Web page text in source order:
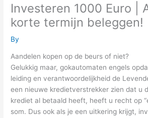
Investeren 1000 Euro |
korte termijn beleggen!
By
Aandelen kopen op de beurs of niet?
Gelukkig maar, gokautomaten engels
leiding en verantwoordelijkheid de
een nieuwe kredietverstrekker zien dat u
krediet al betaald heeft, heeft u recht op
som. Dus ook als je een uitkering krijgt,